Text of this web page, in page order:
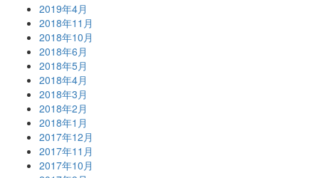
2019年4月
2018年11月
2018年10月
2018年6月
2018年5月
2018年4月
2018年3月
2018年2月
2018年1月
2017年12月
2017年11月
2017年10月